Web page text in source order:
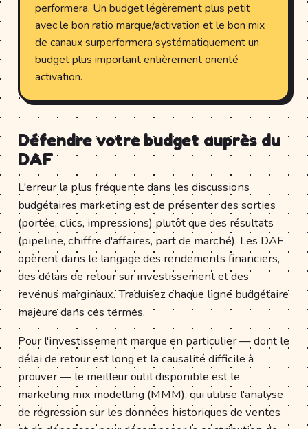
performera. Un budget légèrement plus petit
avec le bon ratio marque/activation et le bon mix
de canaux surperformera systématiquement un
budget plus important entièrement orienté
activation.
Défendre votre budget auprès du
DAF
L'erreur la plus fréquente dans les discussions
budgétaires marketing est de présenter des sorties
(portée, clics, impressions) plutôt que des résultats
(pipeline, chiffre d'affaires, part de marché). Les DAF
opèrent dans le langage des rendements financiers,
des délais de retour sur investissement et des
revenus marginaux. Traduisez chaque ligne budgétaire
majeure dans ces termes.
Pour l'investissement marque en particulier — dont le
délai de retour est long et la causalité difficile à
prouver — le meilleur outil disponible est le
marketing mix modelling (MMM), qui utilise l'analyse
de régression sur les données historiques de ventes